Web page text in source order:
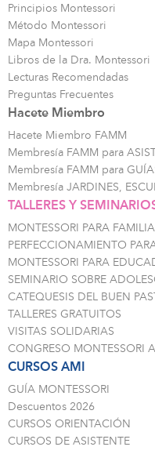
Principios Montessori
Método Montessori
Mapa Montessori
Libros de la Dra. Montessori
Lecturas Recomendadas
Preguntas Frecuentes
Hacete Miembro
Hacete Miembro FAMM
Membresía FAMM para
Membresía FAMM para
Membresía JARDINES,
TALLERES Y
MONTESSORI PARA
PERFECCIONAMIENTO
MONTESSORI PARA
SEMINARIO SOBRE
CATEQUESIS DEL BUEN
TALLERES GRATUITOS
VISITAS SOLIDARIAS
CONGRESO MONTESSORI
CURSOS AMI
GUÍA MONTESSORI
Descuentos 2026
CURSOS ORIENTACIÓN
CURSOS DE ASISTENTE